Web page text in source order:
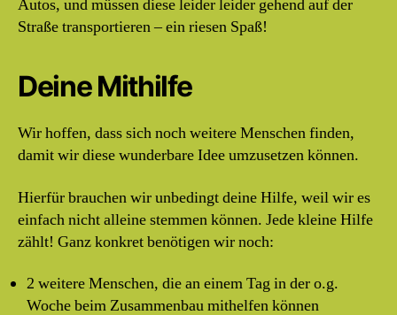
Autos, und müssen diese leider leider gehend auf der
Straße transportieren – ein riesen Spaß!
Deine Mithilfe
Wir hoffen, dass sich noch weitere Menschen finden,
damit wir diese wunderbare Idee umzusetzen können.
Hierfür brauchen wir unbedingt deine Hilfe, weil wir es
einfach nicht alleine stemmen können. Jede kleine Hilfe
zählt! Ganz konkret benötigen wir noch:
2 weitere Menschen, die an einem Tag in der o.g.
Woche beim Zusammenbau mithelfen können